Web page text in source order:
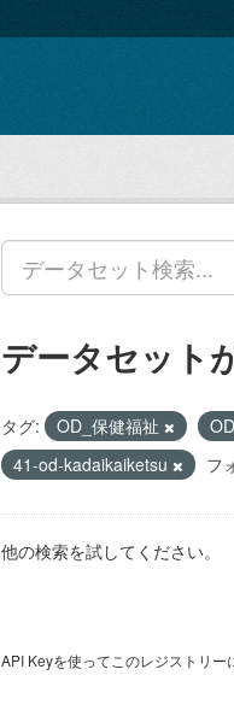
データセット
タグ: OD_保健福祉
41-od-kadaikaiketsu
フ
他の検索を試してください。
API Keyを使ってこのレジストリー